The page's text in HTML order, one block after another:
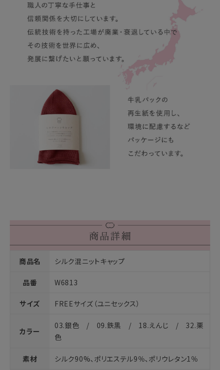
商品名 シルク混ニットキャップ
品番 W6813
サイズ FREEサイズ（ユニセックス）
カラー
03.銀色 / 09.鉄黒 / 18.えんじ / 32.栗
色
素材 シルク90%、ポリエステル9％、ポリウレタン1％